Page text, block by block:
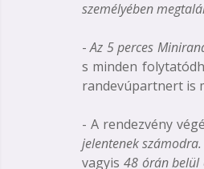
személyében
-Az 5 perces
s minden
randevúpartnert is
- A rendezvény
jelentenek számodra.
vagyis 48 órán belül